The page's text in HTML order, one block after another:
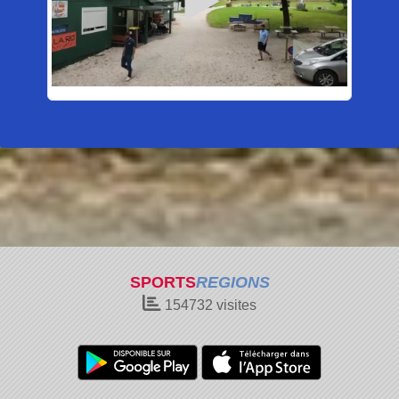
SPORTSREGIONS
154732 visites